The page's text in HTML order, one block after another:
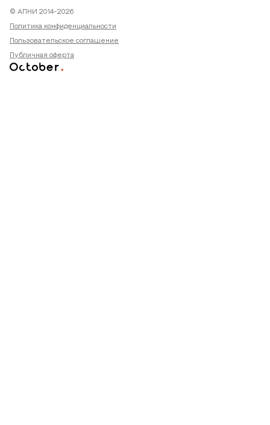
© АПНИ 2014-2026
Политика конфиденциальности
Пользовательское соглашение
Публичная оферта